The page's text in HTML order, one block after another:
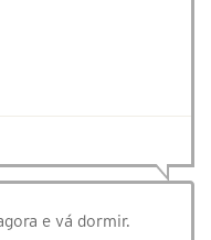
e vá dormir.